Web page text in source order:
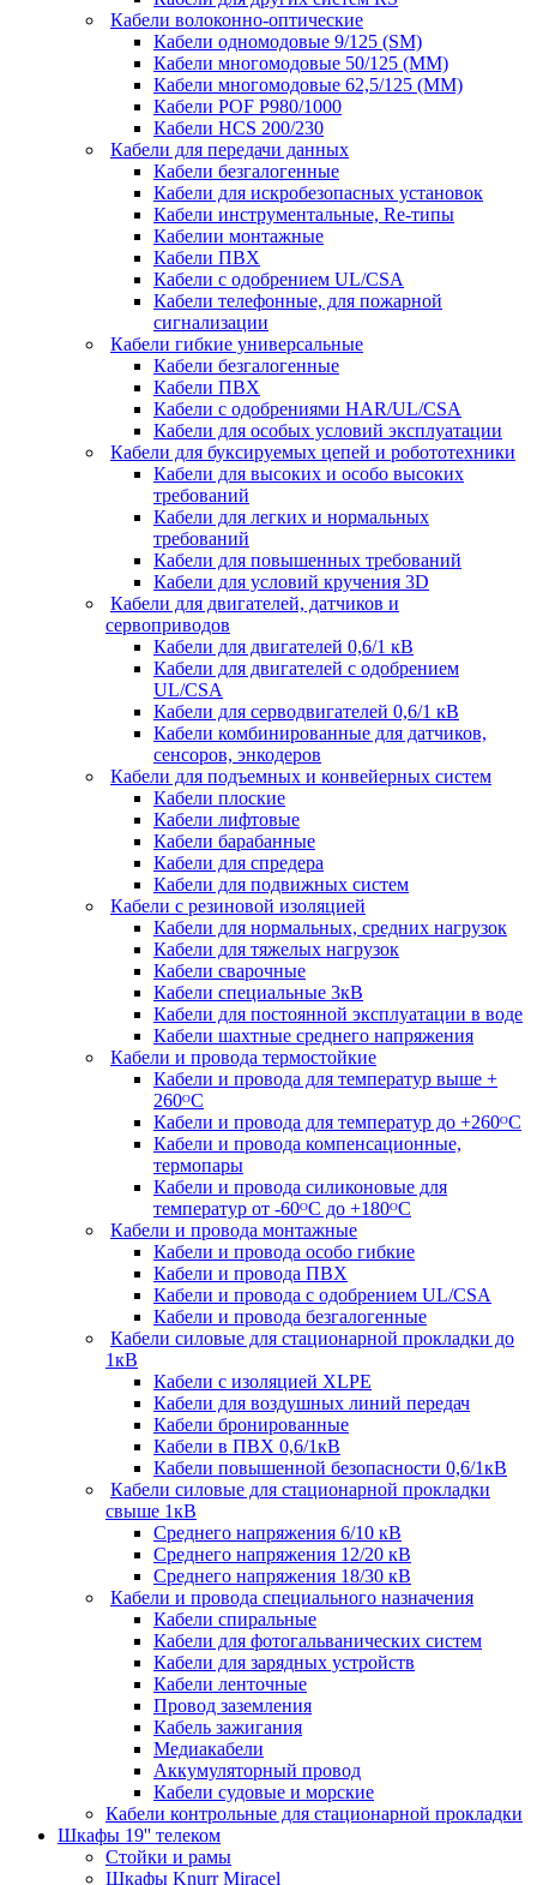
Кабели волоконно-оптические
Кабели одномодовые 9/125 (SM)
Кабели многомодовые 50/125 (ММ)
Кабели многомодовые 62,5/125 (ММ)
Кабели POF P980/1000
Кабели HCS 200/230
Кабели для передачи данных
Кабели безгалогенные
Кабели для искробезопасных установок
Кабели инструментальные, Re-типы
Кабелии монтажные
Кабели ПВХ
Кабели с одобрением UL/CSA
Кабели телефонные, для пожарной
сигнализации
Кабели гибкие универсальные
Кабели безгалогенные
Кабели ПВХ
Кабели с одобрениями HAR/UL/CSA
Кабели для особых условий эксплуатации
Кабели для буксируемых цепей и робототехники
Кабели для высоких и особо высоких
требований
Кабели для легких и нормальных
требований
Кабели для повышенных требований
Кабели для условий кручения 3D
Кабели для двигателей, датчиков и
сервоприводов
Кабели для двигателей 0,6/1 кВ
Кабели для двигателей с одобрением
UL/CSA
Кабели для серводвигателей 0,6/1 кВ
Кабели комбинированные для датчиков,
cенсоров, энкодеров
Кабели для подъемных и конвейерных систем
Кабели плоские
Кабели лифтовые
Кабели барабанные
Кабели для спредера
Кабели для подвижных систем
Кабели с резиновой изоляцией
Кабели для нормальных, средних нагрузок
Кабели для тяжелых нагрузок
Кабели сварочные
Кабели специальные 3кВ
Кабели для постоянной эксплуатации в воде
Кабели шахтные среднего напряжения
Кабели и провода термостойкие
Кабели и провода для температур выше +
260ᴼС
Кабели и провода для температур до +260ᴼС
Кабели и провода компенсационные,
термопары
Кабели и провода силиконовые для
температур от -60ᴼC до +180ᴼС
Кабели и провода монтажные
Кабели и провода особо гибкие
Кабели и провода ПВХ
Кабели и провода с одобрением UL/CSA
Кабели и провода безгалогенные
Кабели силовые для стационарной прокладки до
1кВ
Кабели c изоляцией XLPE
Кабели для воздушных линий передач
Кабели бронированные
Кабели в ПВХ 0,6/1кВ
Кабели повышенной безопасности 0,6/1кВ
Кабели силовые для стационарной прокладки
свыше 1кВ
Среднего напряжения 6/10 кВ
Среднего напряжения 12/20 кВ
Среднего напряжения 18/30 кВ
Кабели и провода специального назначения
Кабели спиральные
Кабели для фотогальванических систем
Кабели для зарядных устройств
Кабели ленточные
Провод заземления
Кабель зажигания
Медиакабели
Аккумуляторный провод
Кабели судовые и морские
Кабели контрольные для стационарной прокладки
Шкафы 19'' телеком
Стойки и рамы
Шкафы Knurr Miracel